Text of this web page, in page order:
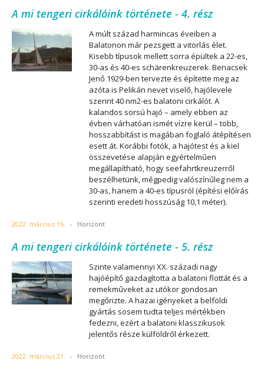
A mi tengeri cirkálóink története - 4. rész
A múlt század harmincas éveiben a
Balatonon már pezsgett a vitorlás élet.
Kisebb típusok mellett sorra épültek a 22-es,
30-as és 40-es schärenkreuzerek. Benacsek
Jenő 1929-ben tervezte és építette meg az
azóta is Pelikán nevet viselő, hajólevele
szerint 40 nm2-es balatoni cirkálót. A
kalandos sorsú hajó – amely ebben az
évben várhatóan ismét vízre kerül – több,
hosszabbítást is magában foglaló átépítésen
esett át. Korábbi fotók, a hajótest és a kiel
összevetése alapján egyértelműen
megállapítható, hogy seefahrtkreuzerről
beszélhetünk, mégpedig valószínűleg nem a
30-as, hanem a 40-es típusról (építési előírás
szerinti eredeti hosszúság 10,1 méter).
2022. március 16. - Horizont
A mi tengeri cirkálóink története - 5. rész
Szinte valamennyi XX. századi nagy
hajóépítő gazdagította a balatoni flottát és a
remekműveket az utókor gondosan
megőrizte. A hazai igényeket a belföldi
gyártás sosem tudta teljes mértékben
fedezni, ezért a balatoni klasszikusok
jelentős része külföldről érkezett.
2022. március 21. - Horizont